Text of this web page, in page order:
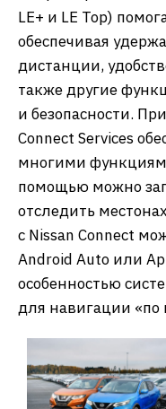
LE+ и LE Top)
обеспечивая
дистанции,
также другие
и безопасности.
Connect Services
многими
помощью можно
отследить
с Nissan Connect
Android Auto или
особенностью
для навигации «по